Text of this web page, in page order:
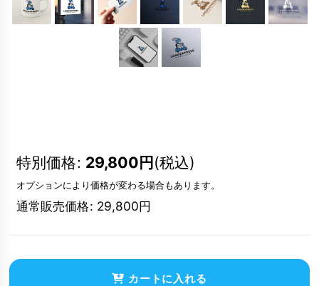
特別価格: 29,800円(税込)
オプションにより価格が変わる場合もあります。
通常販売価格: 29,800円
カートに入れる